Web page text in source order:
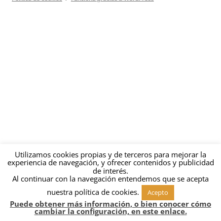
Utilizamos cookies propias y de terceros para mejorar la
experiencia de navegación, y ofrecer contenidos y publicidad
de interés.
Al continuar con la navegación entendemos que se acepta
nuestra política de cookies.
Acepto
Puede obtener más información, o bien conocer cómo
cambiar la configuración, en este enlace.